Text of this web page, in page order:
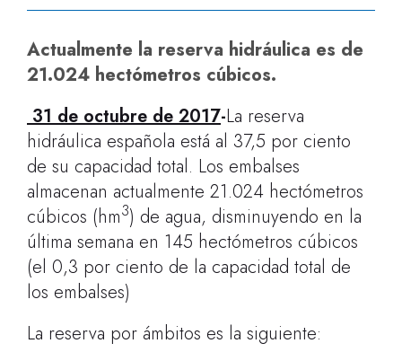
Actualmente la reserva hidráulica es de
21.024 hectómetros cúbicos.
31 de octubre de 2017-La reserva
hidráulica española está al 37,5 por ciento
de su capacidad total. Los embalses
almacenan actualmente 21.024 hectómetros
cúbicos (hm3) de agua, disminuyendo en la
última semana en 145 hectómetros cúbicos
(el 0,3 por ciento de la capacidad total de
los embalses)
La reserva por ámbitos es la siguiente: